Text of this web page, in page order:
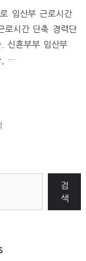
임산부 근로시간
로시간 단축 경력단
신혼부부 임산부
, …
검
색